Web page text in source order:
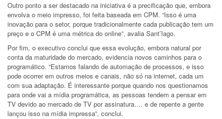
Outro ponto a ser destacado na iniciativa é a precificação que, embora
envolva o meio impresso, foi feita baseada em CPM. “Isso é uma
inovação para o setor, porque tradicionalmente cada publicação tem um
preço e o CPM é uma métrica do online”, avalia Sant’Iago.
Por fim, o executivo conclui que essa evolução, embora natural por
conta da maturidade do mercado, evidencia novos caminhos para o
programático. “Estamos falando de automação de processos, e isso
pode ocorrer em outros meios e canais, não só na internet, cada um
com sua adaptação. É interessante porque quando nos questionamos
para onde vai a mídia programática, as pessoas tendem a pensar em
TV devido ao mercado de TV por assinatura…. e de repente a gente
lançou isso na mídia impressa”, conclui.